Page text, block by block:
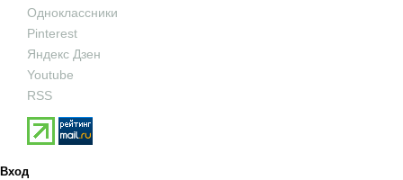
Одноклассники
Pinterest
Яндекс Дзен
Youtube
RSS
Вход